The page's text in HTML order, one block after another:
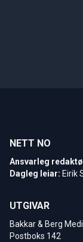
NETT NO
Ansvarleg
Dagleg leiar: Eirik
UTGIVAR
Bakkar & Berg
Postboks 142